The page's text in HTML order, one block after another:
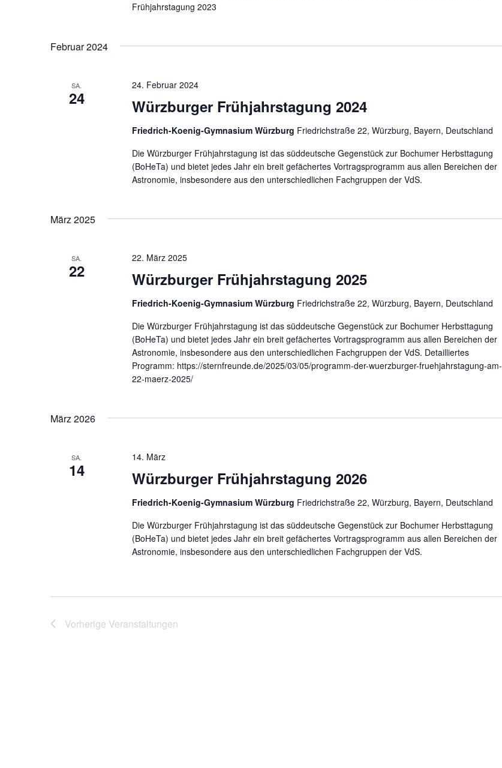
Frühjahrstagung 2023
Februar 2024
SA.
24 Würzburger Frühjahrstagung 2024
24. Februar 2024
Friedrich-Koenig-Gymnasium Würzburg Friedrichstraße 22, Würzburg, Bayern, Deutschland
Die Würzburger Frühjahrstagung ist das süddeutsche Gegenstück zur Bochumer Herbsttagung
(BoHeTa) und bietet jedes Jahr ein breit gefächertes Vortragsprogramm aus allen Bereichen der
Astronomie, insbesondere aus den unterschiedlichen Fachgruppen der VdS.
März 2025
SA.
22 Würzburger Frühjahrstagung 2025
22. März 2025
Friedrich-Koenig-Gymnasium Würzburg Friedrichstraße 22, Würzburg, Bayern, Deutschland
Die Würzburger Frühjahrstagung ist das süddeutsche Gegenstück zur Bochumer Herbsttagung
(BoHeTa) und bietet jedes Jahr ein breit gefächertes Vortragsprogramm aus allen Bereichen der
Astronomie, insbesondere aus den unterschiedlichen Fachgruppen der VdS. Detailliertes
Programm: https://sternfreunde.de/2025/03/05/programm-der-wuerzburger-fruehjahrstagung-am-
22-maerz-2025/
März 2026
SA.
14 Würzburger Frühjahrstagung 2026
14. März
Friedrich-Koenig-Gymnasium Würzburg Friedrichstraße 22, Würzburg, Bayern, Deutschland
Die Würzburger Frühjahrstagung ist das süddeutsche Gegenstück zur Bochumer Herbsttagung
(BoHeTa) und bietet jedes Jahr ein breit gefächertes Vortragsprogramm aus allen Bereichen der
Astronomie, insbesondere aus den unterschiedlichen Fachgruppen der VdS.
Vorherige Veranstaltungen